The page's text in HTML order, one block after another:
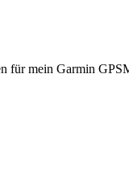
für mein Garmin